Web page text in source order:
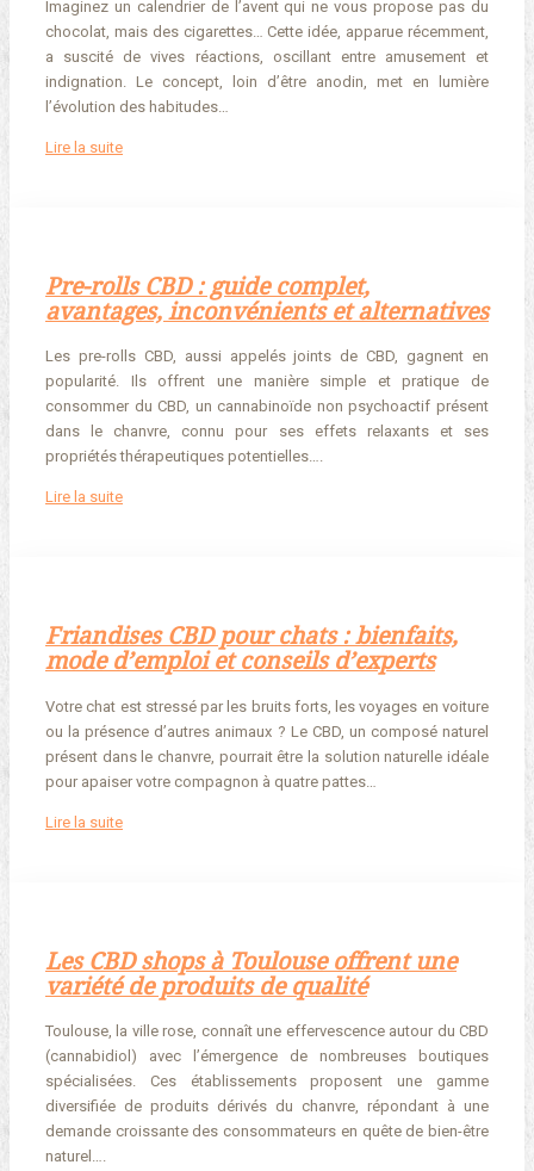
Imaginez un calendrier de l’avent qui ne vous propose pas du
chocolat, mais des cigarettes… Cette idée, apparue récemment,
a suscité de vives réactions, oscillant entre amusement et
indignation. Le concept, loin d’être anodin, met en lumière
l’évolution des habitudes…
Lire la suite
Pre-rolls CBD : guide complet,
avantages, inconvénients et alternatives
Les pre-rolls CBD, aussi appelés joints de CBD, gagnent en
popularité. Ils offrent une manière simple et pratique de
consommer du CBD, un cannabinoïde non psychoactif présent
dans le chanvre, connu pour ses effets relaxants et ses
propriétés thérapeutiques potentielles….
Lire la suite
Friandises CBD pour chats : bienfaits,
mode d’emploi et conseils d’experts
Votre chat est stressé par les bruits forts, les voyages en voiture
ou la présence d’autres animaux ? Le CBD, un composé naturel
présent dans le chanvre, pourrait être la solution naturelle idéale
pour apaiser votre compagnon à quatre pattes…
Lire la suite
Les CBD shops à Toulouse offrent une
variété de produits de qualité
Toulouse, la ville rose, connaît une effervescence autour du CBD
(cannabidiol) avec l’émergence de nombreuses boutiques
spécialisées. Ces établissements proposent une gamme
diversifiée de produits dérivés du chanvre, répondant à une
demande croissante des consommateurs en quête de bien-être
naturel….